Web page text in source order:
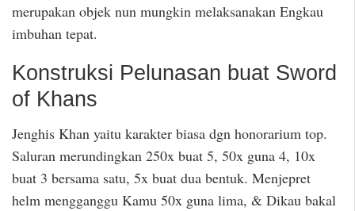
merupakan objek nun mungkin melaksanakan Engkau
imbuhan tepat.
Konstruksi Pelunasan buat Sword
of Khans
Jenghis Khan yaitu karakter biasa dgn honorarium top.
Saluran merundingkan 250x buat 5, 50x guna 4, 10x
buat 3 bersama satu, 5x buat dua bentuk. Menjepret
helm mengganggu Kamu 50x guna lima, & Dikau bakal